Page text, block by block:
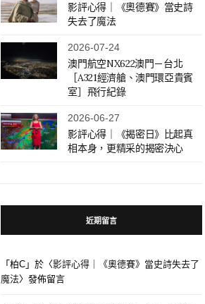
影評心得｜《奧德賽》當史詩
失去了魔法
2026-07-24
澳門航空NX622澳門－台北
［A321經濟艙、澳門環亞貴賓
室］飛行紀錄
2026-06-27
影評心得｜《揭密日》比起真
相本身，更精采的揭密決心
近期留言
「柏C 」於〈影評心得｜《奧德賽》當史詩失去了
魔法〉發佈留言